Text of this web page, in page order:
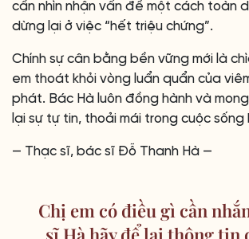
cần nhìn nhận vấn đề một cách toàn
dừng lại ở việc “hết triệu chứng”.
Chính sự cân bằng bền vững mới là
em thoát khỏi vòng luẩn quẩn của
phát. Bác Hà luôn đồng hành và
lại sự tự tin, thoải mái trong cuộc sống
— Thạc sĩ, bác sĩ Đỗ Thanh Hà —
Chị em có điều gì cần
sĩ Hà hãy để lại thông tin